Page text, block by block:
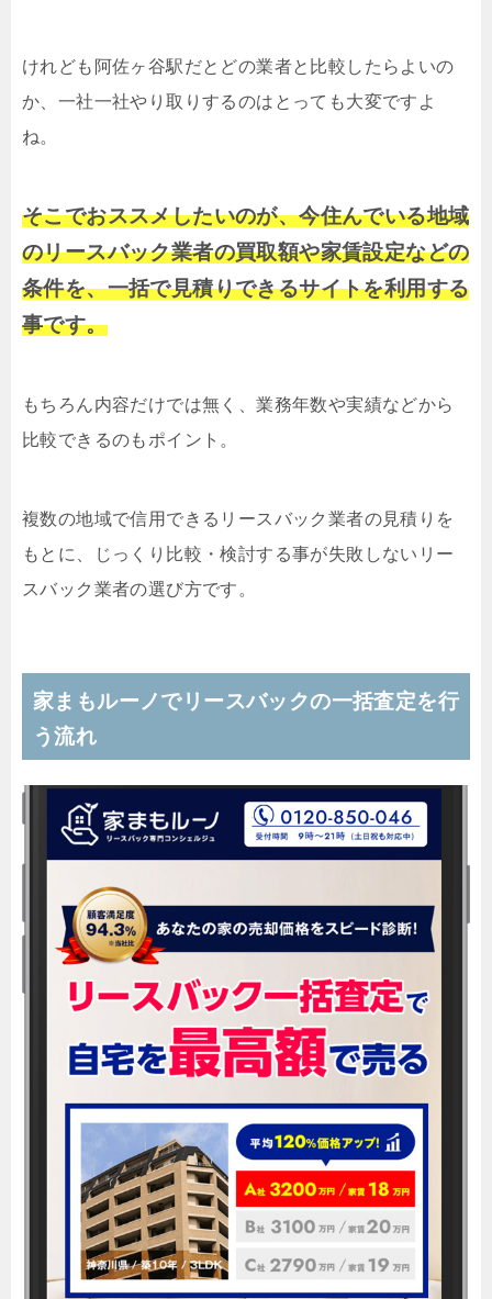
けれども阿佐ヶ谷駅だとどの業者と比較したらよいの
か、一社一社やり取りするのはとっても大変ですよ
ね。
そこでおススメしたいのが、今住んでいる地域
のリースバック業者の買取額や家賃設定などの
条件を、一括で見積りできるサイトを利用する
事です。
もちろん内容だけでは無く、業務年数や実績などから
比較できるのもポイント。
複数の地域で信用できるリースバック業者の見積りを
もとに、じっくり比較・検討する事が失敗しないリー
スバック業者の選び方です。
家まもルーノでリースバックの一括査定を行
う流れ